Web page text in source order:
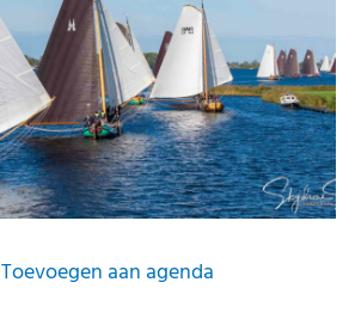
Toevoegen aan agenda